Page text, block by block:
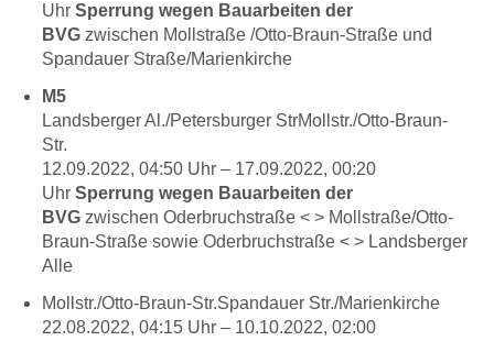
Uhr Sperrung wegen Bauarbeiten der
BVG zwischen Mollstraße /Otto-Braun-Straße und
Spandauer Straße/Marienkirche
M5
Landsberger Al./Petersburger StrMollstr./Otto-Braun-
Str.
12.09.2022, 04:50 Uhr – 17.09.2022, 00:20
Uhr Sperrung wegen Bauarbeiten der
BVG zwischen Oderbruchstraße < > Mollstraße/Otto-
Braun-Straße sowie Oderbruchstraße < > Landsberger
Alle
Mollstr./Otto-Braun-Str.Spandauer Str./Marienkirche
22.08.2022, 04:15 Uhr – 10.10.2022, 02:00